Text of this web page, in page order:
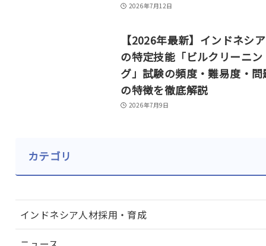
2026年7月12日
【2026年最新】インドネシ
の特定技能「ビルクリーニン
グ」試験の頻度・難易度・問
の特徴を徹底解説
2026年7月9日
カテゴリ
インドネシア人材採用・育成